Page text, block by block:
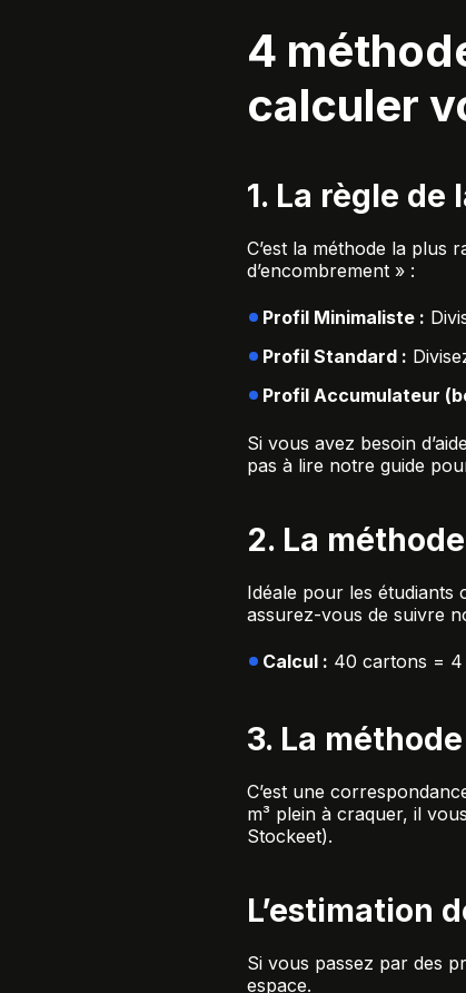
4
calculer
1. La règle
C’est la méthode la plus
d’encombrement » :
Profil Minimaliste :
Profil Standard :
Profil Accumulateur
Si vous avez besoin
pas à lire notre guide
2. La
Idéale pour les étudiants
assurez-vous de suivre
Calcul : 40 cartons = 4
3. La
C’est une
m³ plein à craquer, il
Stockeet).
L’estimation
Si vous passez par des
espace.